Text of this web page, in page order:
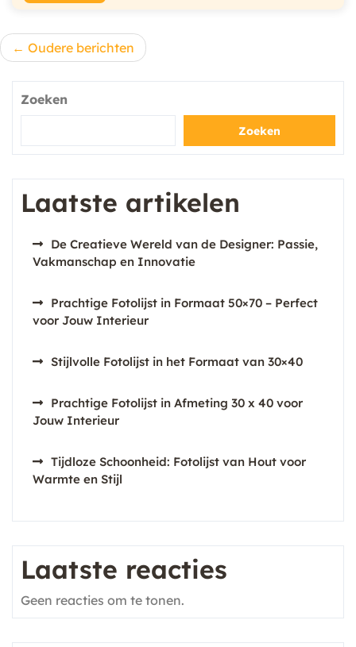
Berichtnavigatie
Oudere berichten
Zoeken
Zoeken
Laatste artikelen
De Creatieve Wereld van de Designer: Passie,
Vakmanschap en Innovatie
Prachtige Fotolijst in Formaat 50×70 – Perfect
voor Jouw Interieur
Stijlvolle Fotolijst in het Formaat van 30×40
Prachtige Fotolijst in Afmeting 30 x 40 voor
Jouw Interieur
Tijdloze Schoonheid: Fotolijst van Hout voor
Warmte en Stijl
Laatste reacties
Geen reacties om te tonen.